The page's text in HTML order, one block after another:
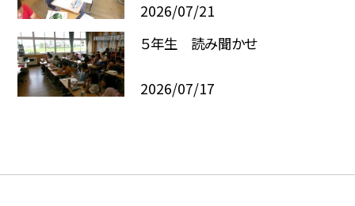
2026/07/21
５年生 読み聞かせ
2026/07/17